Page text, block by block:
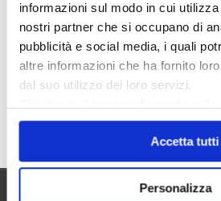
informazioni sul modo in cui
nostri partner che si occupano di
pubblicità e social media, i quali
altre informazioni che ha fornito
dal suo utilizzo dei loro servizi.
solo i cookie necessari.
Accetta tutti
Personalizza
Sunia
Trasferimenti
Valore Case